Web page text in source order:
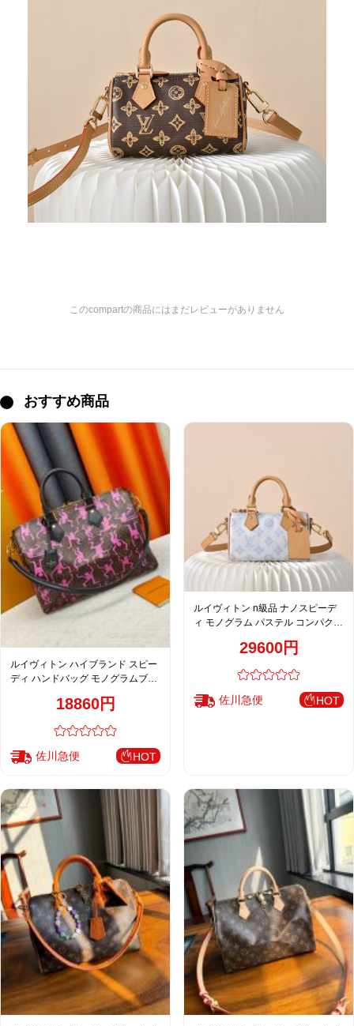
このcompartの商品にはまだレビューがありません
おすすめ商品
ルイヴィトン ハイブランド スピー
ディ ハンドバッグ モノグラムブラ
18860円
佐川急便 HOT
ルイヴィトン n級品 ナノスピーデ
ィ モノグラム パステル コンパクト
29600円
佐川急便 HOT